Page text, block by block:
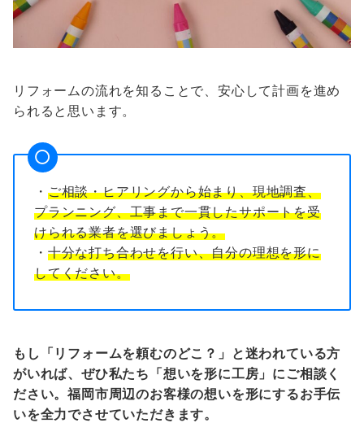
リフォームの流れを知ることで、安心して計画を進め
られると思います。
・ ご相談・ヒアリングから始まり、現地調査、
プランニング、工事まで一貫したサポートを受
けられる業者を選びましょう。
・ 十分な打ち合わせを行い、自分の理想を形に
してください。
もし「リフォームを頼むのどこ？」と迷われている方
がいれば、ぜひ私たち「想いを形に工房」にご相談く
ださい。福岡市周辺のお客様の想いを形にするお手伝
いを全力でさせていただきます。